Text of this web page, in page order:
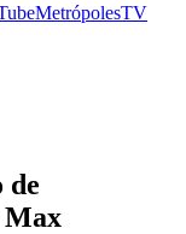
MetrópolesTV
de
Max